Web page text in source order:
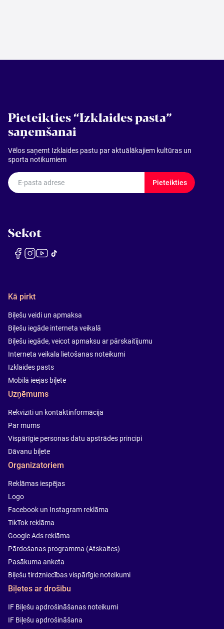
Pieteikties “Izklaides pasta”
saņemšanai
Vēlos saņemt Izklaides pastu par aktuālākajiem kultūras un
sporta notikumiem
E-pasta adrese Pieteikties
Sekot
Kā pirkt
Biļešu veidi un apmaksa
Biļešu iegāde interneta veikalā
Biļešu iegāde, veicot apmaksu ar pārskaitījumu
Interneta veikala lietošanas noteikumi
Izklaides pasts
Mobilā ieejas biļete
Uzņēmums
Rekvizīti un kontaktinformācija
Par mums
Vispārīgie personas datu apstrādes principi
Dāvanu biļete
Organizatoriem
Reklāmas iespējas
Logo
Facebook un Instagram reklāma
TikTok reklāma
Google Ads reklāma
Pārdošanas programma (Atskaites)
Pasākuma anketa
Biļešu tirdzniecības vispārīgie noteikumi
Biļetes ar drošību
IF Biļešu apdrošināšanas noteikumi
IF Biļešu apdrošināšana